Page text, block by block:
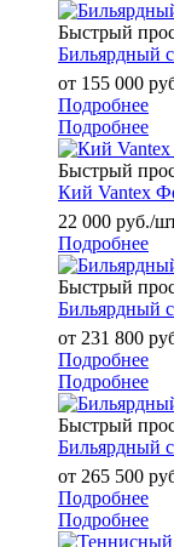
Быстрый
Бильярдный
от 155 000
Подробнее
Подробнее
Быстрый
Кий Vantex
22 000 руб./
Подробнее
Быстрый
Бильярдный
от 231 800
Подробнее
Подробнее
Быстрый
Бильярдный
от 265 500
Подробнее
Подробнее